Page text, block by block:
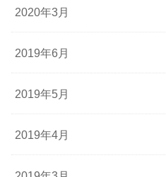
2020年3月
2019年6月
2019年5月
2019年4月